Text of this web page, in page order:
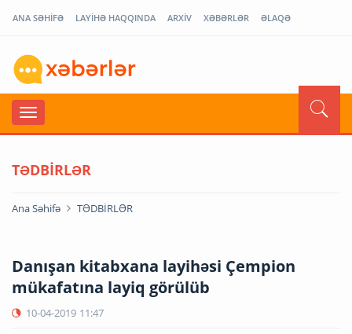
ANA SƏHİFƏ LAYİHƏ HAQQINDA ARXİV XƏBƏRLƏR ƏLAQƏ
TƏDBİRLƏR
Ana Səhifə TƏDBİRLƏR
Danışan kitabxana layihəsi Çempion
mükafatına layiq görülüb
10-04-2019 11:47